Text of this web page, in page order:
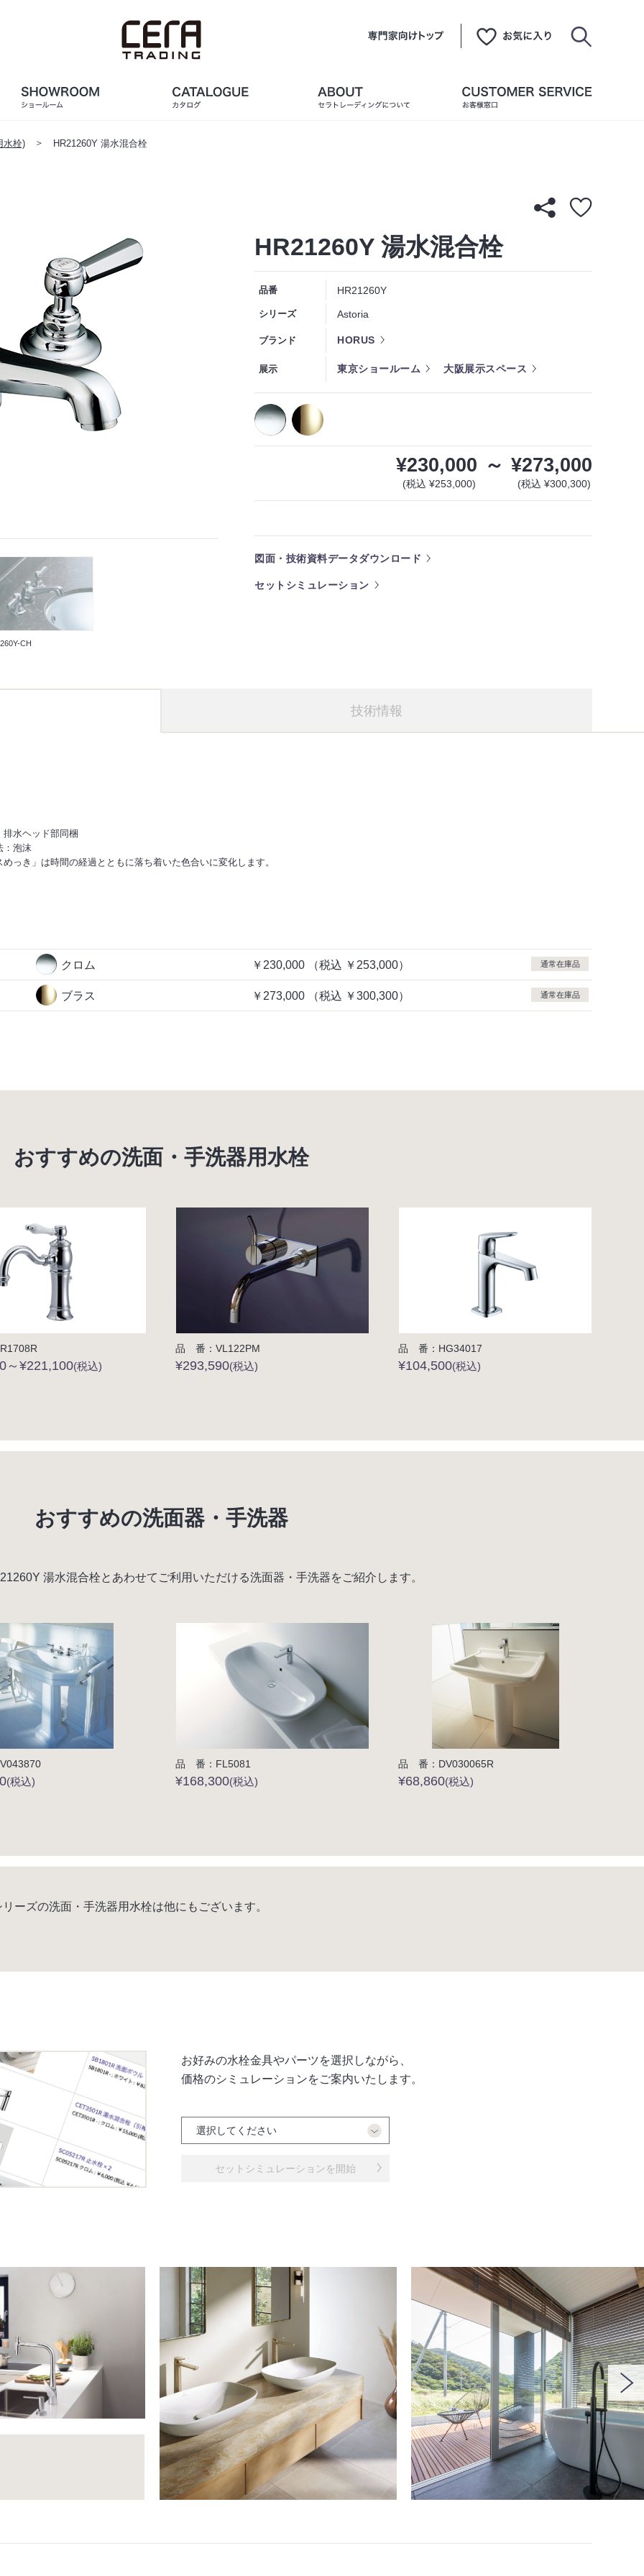
水栓) HR21260Y 湯水混合栓
CH
HR21260Y 湯水混合栓
品番 HR21260Y
シリーズ Astoria
ブランド HORUS
展示 東京ショールーム 大阪展示スペース
¥230,000
(税込 ¥253,000)
～ ¥273,000
(税込 ¥300,300)
図面・技術資料データダウンロード
セットシミュレーション
技術情報
排水ヘッド部同梱
：泡沫
めっき」は時間の経過とともに落ち着いた色合いに変化します。
クロム ￥230,000 （税込 ￥253,000） 通常在庫品
ブラス ￥273,000 （税込 ￥300,300） 通常在庫品
おすすめの洗面・手洗器用水栓
～¥221,100(税込)
品 番：VL122PM
¥293,590(税込)
品 番：HG34017
¥104,500(税込)
おすすめの洗面器・手洗器
湯水混合栓とあわせてご利用いただける洗面器・手洗器をご紹介します。
(税込)
品 番：FL5081
¥168,300(税込)
品 番：DV030065R
¥68,860(税込)
ーズの洗面・手洗器用水栓は他にもございます。
お好みの水栓金具やパーツを選択しながら、
価格のシミュレーションをご案内いたします。
セットシミュレーションを開始